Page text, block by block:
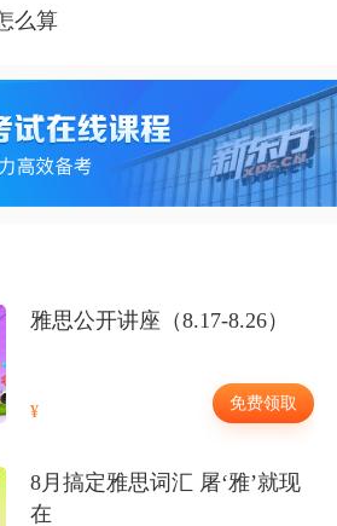
么算
雅思公开讲座（8.17-8.26）
免费领取
8月搞定雅思词汇 屠‘雅’就现
在